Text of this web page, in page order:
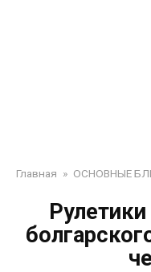
Главная » ОСНОВНЫЕ